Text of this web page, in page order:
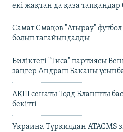
екі жақтан да қаза тапқандар
Самат Смақов "Атырау"
болып тағайындалды
Биліктегі "Тиса" партиясы
заңгер Андраш Баканы
АҚШ сенаты Тодд Бланшты
бекітті
Украина Түркиядан